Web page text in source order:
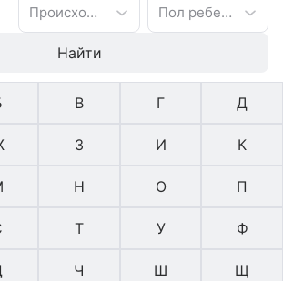
Происхождение имени Пол ребенка
Найти
В Г Д
З И К
Н О П
Т У Ф
Ч Ш Щ